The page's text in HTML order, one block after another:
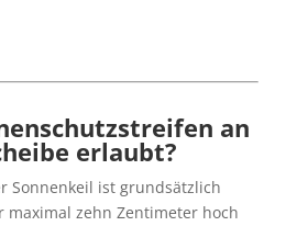
an
erlaubt?
Sonnenkeil ist grundsätzlich
maximal zehn Zentimeter hoch